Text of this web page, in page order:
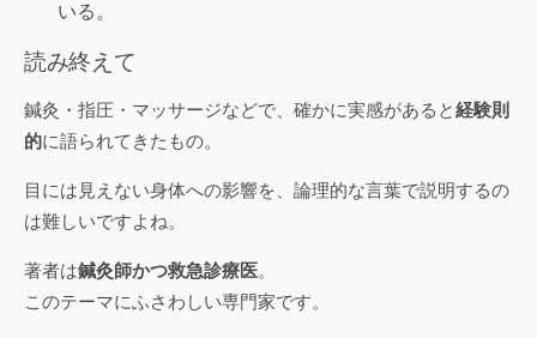
いる。
読み終えて
鍼灸・指圧・マッサージなどで、確かに実感があると経験則
的に語られてきたもの。
目には見えない身体への影響を、論理的な言葉で説明するの
は難しいですよね。
著者は鍼灸師かつ救急診療医。
このテーマにふさわしい専門家です。